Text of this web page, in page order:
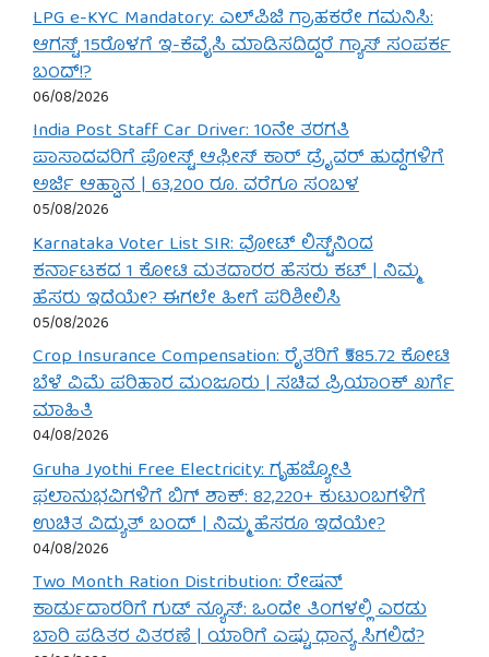
LPG e-KYC Mandatory: ಎಲ್‌ಪಿಜಿ ಗ್ರಾಹಕರೇ ಗಮನಿಸಿ:
ಆಗಸ್ಟ್ 15ರೊಳಗೆ ಇ-ಕೆವೈಸಿ ಮಾಡಿಸದಿದ್ದರೆ ಗ್ಯಾಸ್ ಸಂಪರ್ಕ
ಬಂದ್!?
06/08/2026
India Post Staff Car Driver: 10ನೇ ತರಗತಿ
ಪಾಸಾದವರಿಗೆ ಪೋಸ್ಟ್ ಆಫೀಸ್ ಕಾರ್ ಡ್ರೈವರ್ ಹುದ್ದೆಗಳಿಗೆ
ಅರ್ಜಿ ಆಹ್ವಾನ | 63,200 ರೂ. ವರೆಗೂ ಸಂಬಳ
05/08/2026
Karnataka Voter List SIR: ವೋಟ್ ಲಿಸ್ಟ್‌ನಿಂದ
ಕರ್ನಾಟಕದ 1 ಕೋಟಿ ಮತದಾರರ ಹೆಸರು ಕಟ್ | ನಿಮ್ಮ
ಹೆಸರು ಇದೆಯೇ? ಈಗಲೇ ಹೀಗೆ ಪರಿಶೀಲಿಸಿ
05/08/2026
Crop Insurance Compensation: ರೈತರಿಗೆ ₹585.72 ಕೋಟಿ
ಬೆಳೆ ವಿಮೆ ಪರಿಹಾರ ಮಂಜೂರು | ಸಚಿವ ಪ್ರಿಯಾಂಕ್ ಖರ್ಗೆ
ಮಾಹಿತಿ
04/08/2026
Gruha Jyothi Free Electricity: ಗೃಹಜ್ಯೋತಿ
ಫಲಾನುಭವಿಗಳಿಗೆ ಬಿಗ್ ಶಾಕ್: 82,220+ ಕುಟುಂಬಗಳಿಗೆ
ಉಚಿತ ವಿದ್ಯುತ್ ಬಂದ್ | ನಿಮ್ಮ ಹೆಸರೂ ಇದೆಯೇ?
04/08/2026
Two Month Ration Distribution: ರೇಷನ್
ಕಾರ್ಡುದಾರರಿಗೆ ಗುಡ್ ನ್ಯೂಸ್: ಒಂದೇ ತಿಂಗಳಲ್ಲಿ ಎರಡು
ಬಾರಿ ಪಡಿತರ ವಿತರಣೆ | ಯಾರಿಗೆ ಎಷ್ಟು ಧಾನ್ಯ ಸಿಗಲಿದೆ?